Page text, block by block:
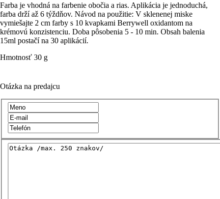
Farba je vhodná na farbenie obočia a rias. Aplikácia je jednoduchá,
farba drží až 6 týždňov. Návod na použitie: V sklenenej miske
vymiešajte 2 cm farby s 10 kvapkami Berrywell oxidantom na
krémovú konzistenciu. Doba pôsobenia 5 - 10 min. Obsah balenia
15ml postačí na 30 aplikácií.
Hmotnosť 30 g
Otázka na predajcu